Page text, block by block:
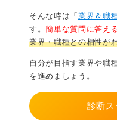
め、大きなアピールポ
重要なのは、資格取得
けて説明するかです。
にその知識をどう活か
交えて具体的に伝える
そんな時は「 業界＆職
す。簡単な質問に答え
業界・職種との相性が
自分が目指す業界や職
を進めましょう。
診断ス